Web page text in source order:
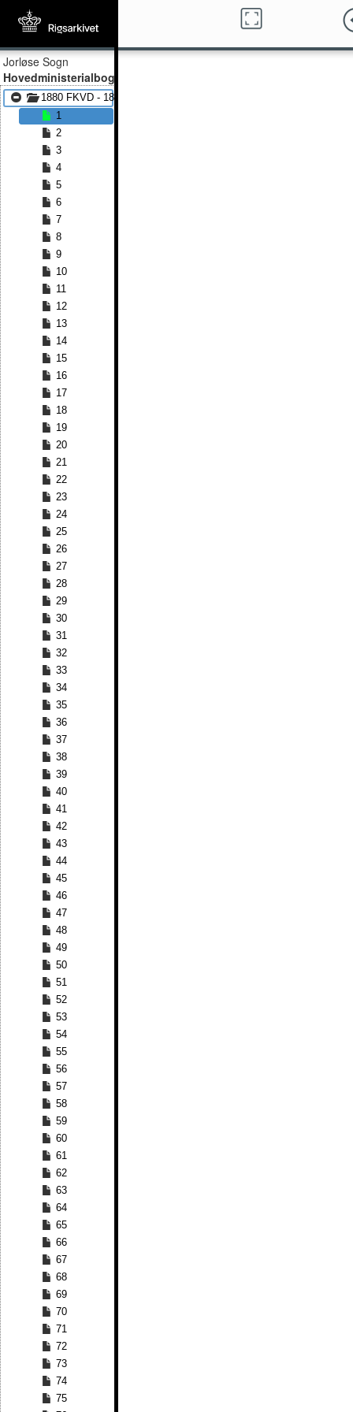
Jorløse Sogn
Hovedministerialbog
1880 FKVD - 1891 FKVD
1
2
3
4
5
6
7
8
9
10
11
12
13
14
15
16
17
18
19
20
21
22
23
24
25
26
27
28
29
30
31
32
33
34
35
36
37
38
39
40
41
42
43
44
45
46
47
48
49
50
51
52
53
54
55
56
57
58
59
60
61
62
63
64
65
66
67
68
69
70
71
72
73
74
75